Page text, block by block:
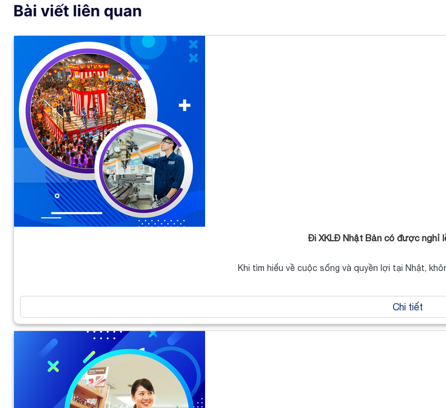
Bài viết liên quan
Đi XKLĐ Nhật Bản có được nghỉ
Khi tìm hiểu về cuộc sống và quyền lợi tại Nhật,
Chi tiết